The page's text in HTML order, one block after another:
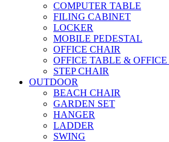
COMPUTER TABLE
FILING CABINET
LOCKER
MOBILE PEDESTAL
OFFICE CHAIR
OFFICE TABLE & OFFICE
STEP CHAIR
OUTDOOR
BEACH CHAIR
GARDEN SET
HANGER
LADDER
SWING